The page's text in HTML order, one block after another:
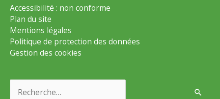
Accessibilité : non conforme
Plan du site
Mentions légales
Politique de protection des données
Gestion des cookies